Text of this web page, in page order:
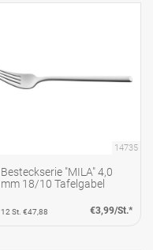
14735
Besteckserie "MILA" 4,0
mm 18/10 Tafelgabel
12 St. €47,88 €3,99/St.*